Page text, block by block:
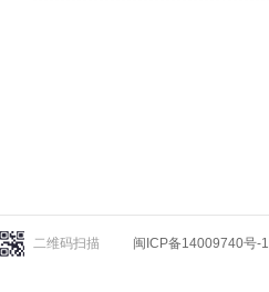
二维码扫描 闽ICP备14009740号-1